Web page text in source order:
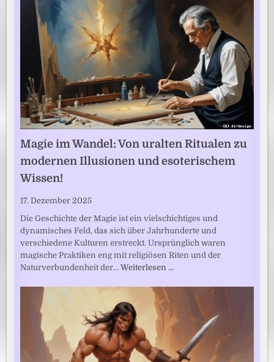
Magie im Wandel: Von uralten Ritualen zu
modernen Illusionen und esoterischem
Wissen!
17. Dezember 2025
Die Geschichte der Magie ist ein vielschichtiges und
dynamisches Feld, das sich über Jahrhunderte und
verschiedene Kulturen erstreckt. Ursprünglich waren
magische Praktiken eng mit religiösen Riten und der
Naturverbundenheit der…Weiterlesen …